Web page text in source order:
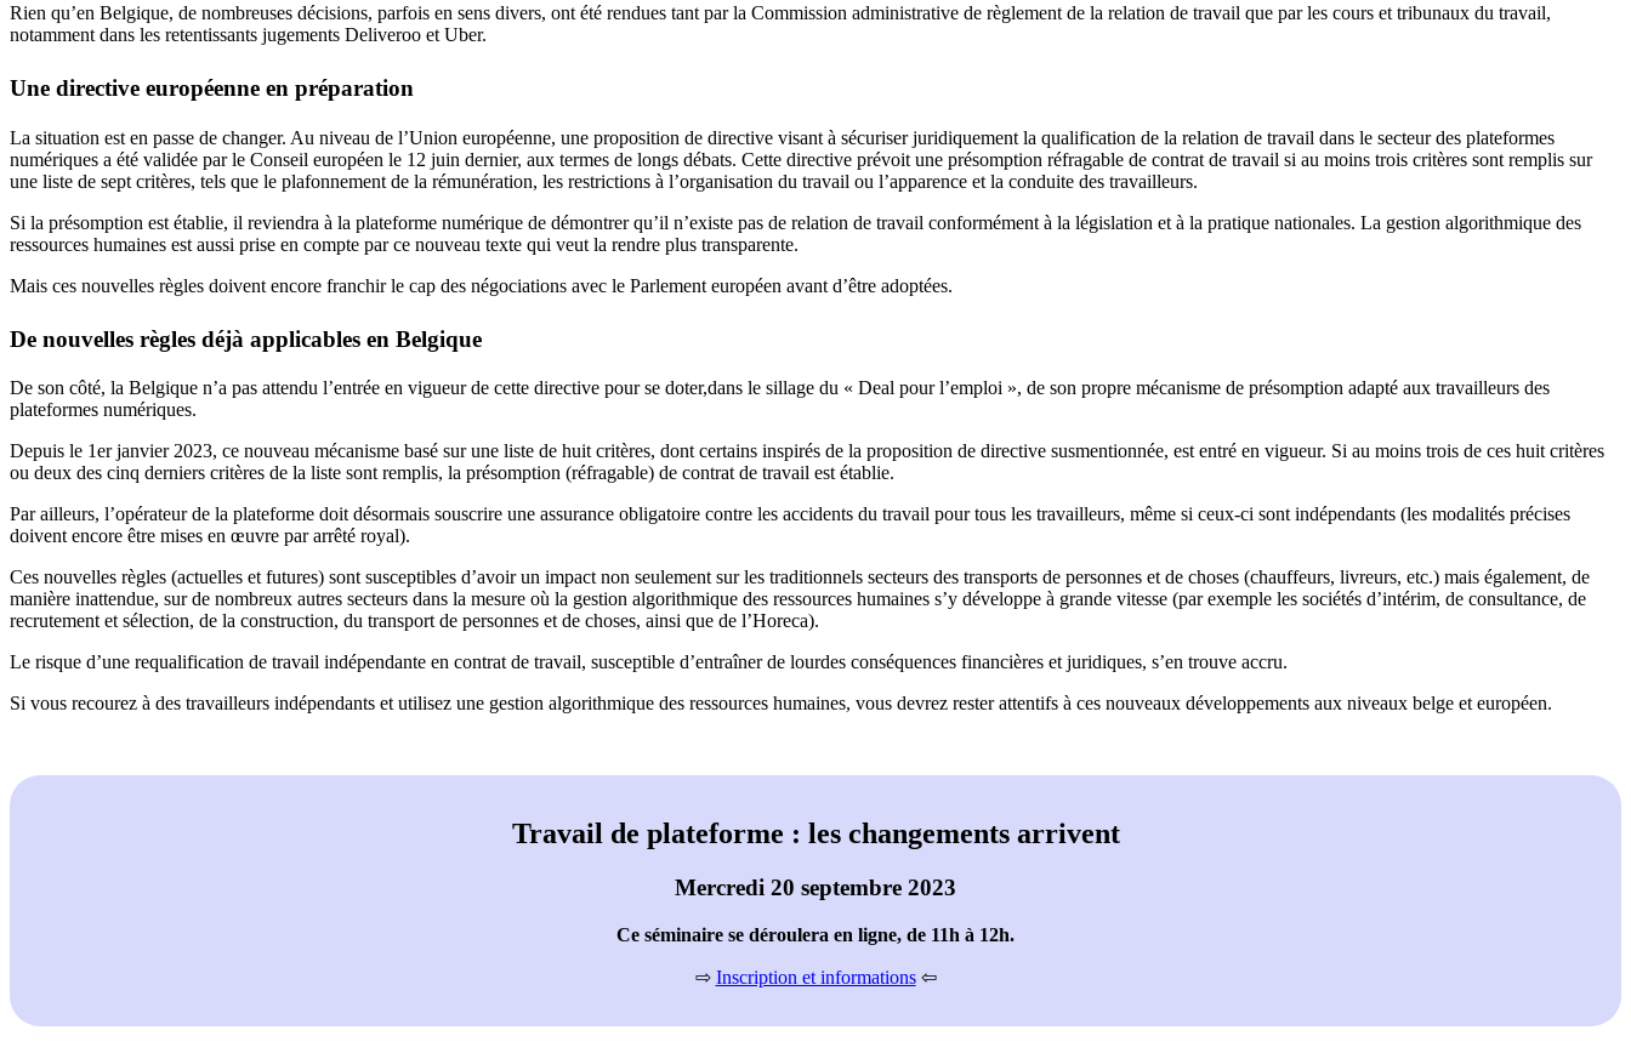
Rien qu’en Belgique, de nombreuses décisions, parfois en sens divers, ont été rendues tant par la Commission administrative de règlement de la relation de travail que par les cours et tribunaux du travail,
notamment dans les retentissants jugements Deliveroo et Uber.
Une directive européenne en préparation
La situation est en passe de changer. Au niveau de l’Union européenne, une proposition de directive visant à sécuriser juridiquement la qualification de la relation de travail dans le secteur des plateformes
numériques a été validée par le Conseil européen le 12 juin dernier, aux termes de longs débats. Cette directive prévoit une présomption réfragable de contrat de travail si au moins trois critères sont remplis sur
une liste de sept critères, tels que le plafonnement de la rémunération, les restrictions à l’organisation du travail ou l’apparence et la conduite des travailleurs.
Si la présomption est établie, il reviendra à la plateforme numérique de démontrer qu’il n’existe pas de relation de travail conformément à la législation et à la pratique nationales. La gestion algorithmique des
ressources humaines est aussi prise en compte par ce nouveau texte qui veut la rendre plus transparente.
Mais ces nouvelles règles doivent encore franchir le cap des négociations avec le Parlement européen avant d’être adoptées.
De nouvelles règles déjà applicables en Belgique
De son côté, la Belgique n’a pas attendu l’entrée en vigueur de cette directive pour se doter,dans le sillage du « Deal pour l’emploi », de son propre mécanisme de présomption adapté aux travailleurs des
plateformes numériques.
Depuis le 1erjanvier 2023, ce nouveau mécanisme basé sur une liste de huit critères, dont certains inspirés de la proposition de directive susmentionnée, est entré en vigueur. Si au moins trois de ces huit critères
ou deux des cinq derniers critères de la liste sont remplis, la présomption (réfragable) de contrat de travail est établie.
Par ailleurs, l’opérateur de la plateforme doit désormais souscrire une assurance obligatoire contre les accidents du travail pour tous les travailleurs, même si ceux-ci sont indépendants (les modalités précises
doivent encore être mises en œuvre par arrêté royal).
Ces nouvelles règles (actuelles et futures) sont susceptibles d’avoir un impact non seulement sur les traditionnels secteurs des transports de personnes et de choses (chauffeurs, livreurs, etc.) mais également, de
manière inattendue, sur de nombreux autres secteurs dans la mesure où la gestion algorithmique des ressources humaines s’y développe à grande vitesse (par exemple les sociétés d’intérim, de consultance, de
recrutement et sélection, de la construction, du transport de personnes et de choses, ainsi que de l’Horeca).
Le risque d’une requalification de travail indépendante en contrat de travail, susceptible d’entraîner de lourdes conséquences financières et juridiques, s’en trouve accru.
Si vous recourez à des travailleurs indépendants et utilisez une gestion algorithmique des ressources humaines, vous devrez rester attentifs à ces nouveaux développements aux niveaux belge et européen.
Travail de plateforme : les changements arrivent
Mercredi 20 septembre 2023
Ce séminaire se déroulera en ligne, de 11h à 12h.
⇨ Inscription et informations⇦